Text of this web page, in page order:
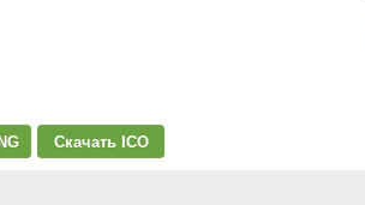
Скачать ICO